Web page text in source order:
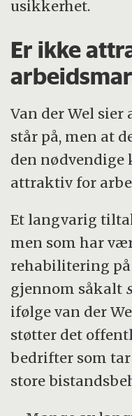
usikkerhet.
Er ikke
Van der Wel
står på, men at
den nødvendige
attraktiv for
Et langvarig
men som har
rehabilitering
gjennom såkalt
ifølge van der
støtter det
bedrifter som
store